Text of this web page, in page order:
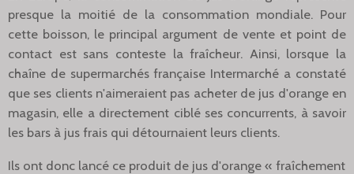
presque la moitié de la consommation mondiale. Pour
cette boisson, le principal argument de vente et point de
contact est sans conteste la fraîcheur. Ainsi, lorsque la
chaîne de supermarchés française Intermarché a constaté
que ses clients n'aimeraient pas acheter de jus d'orange en
magasin, elle a directement ciblé ses concurrents, à savoir
les bars à jus frais qui détournaient leurs clients.
Ils ont donc lancé ce produit de jus d'orange « fraîchement